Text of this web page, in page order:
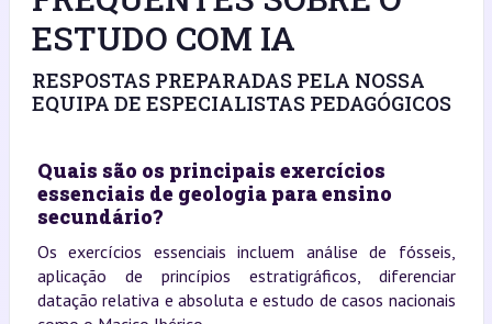
ESTUDO COM IA
RESPOSTAS PREPARADAS PELA NOSSA
EQUIPA DE ESPECIALISTAS PEDAGÓGICOS
Quais são os principais exercícios
essenciais de geologia para ensino
secundário?
Os exercícios essenciais incluem análise de fósseis,
aplicação de princípios estratigráficos, diferenciar
datação relativa e absoluta e estudo de casos nacionais